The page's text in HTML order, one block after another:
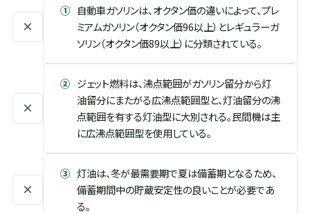
×
① 自動車ガソリンは、オクタン価の違いによって、プレ
ミアムガソリン（オクタン価96以上）とレギュラーガ
ソリン（オクタン価89以上）に分類されている。
×
② ジェット燃料は、沸点範囲がガソリン留分から灯
油留分にまたがる広沸点範囲型と、灯油留分の沸
点範囲を有する灯油型に大別される。民間機は主
に広沸点範囲型を使用している。
×
③ 灯油は、冬が最需要期で夏は備蓄期となるため、
備蓄期間中の貯蔵安定性の良いことが必要であ
る。